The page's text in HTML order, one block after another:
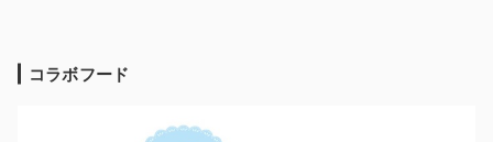
コラボフード